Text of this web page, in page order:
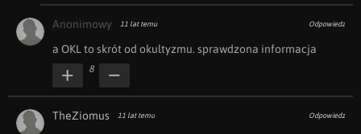
Anonimowy 11 lat temu Odpowiedz
a OKL to skrót od okultyzmu. sprawdzona informacja
8
TheZiomus 11 lat temu Odpowiedz